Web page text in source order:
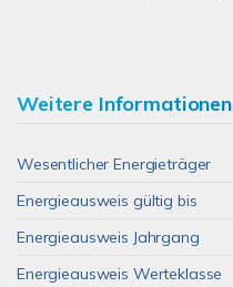
Weitere Informationen
Wesentlicher Energieträger
Energieausweis gültig bis
Energieausweis Jahrgang
Energieausweis Werteklasse